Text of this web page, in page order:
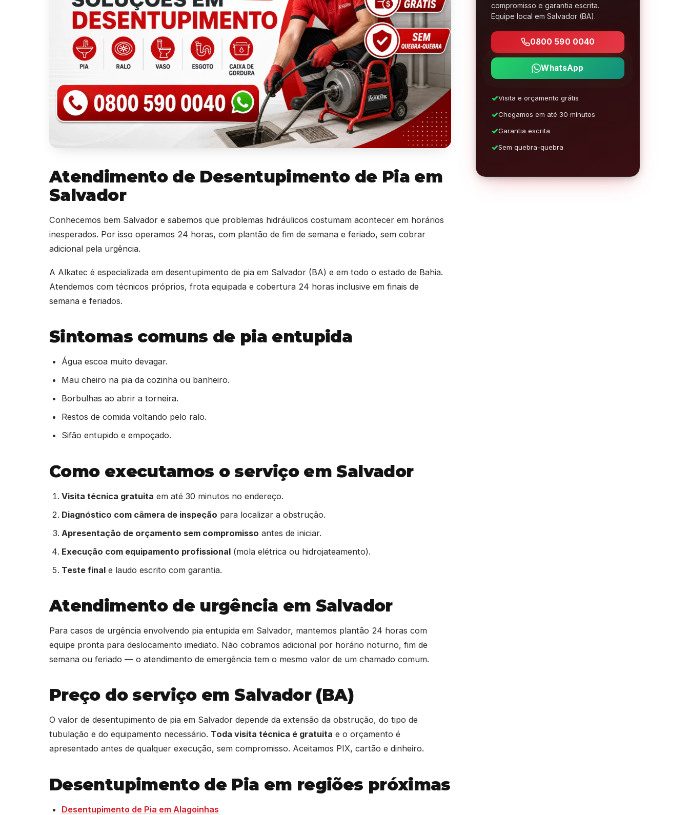
Atendimento de Desentupimento de Pia em
Salvador
Conhecemos bem Salvador e sabemos que problemas hidráulicos costumam acontecer em horários
inesperados. Por isso operamos 24 horas, com plantão de fim de semana e feriado, sem cobrar
adicional pela urgência.
A Alkatec é especializada em desentupimento de pia em Salvador (BA) e em todo o estado de Bahia.
Atendemos com técnicos próprios, frota equipada e cobertura 24 horas inclusive em finais de
semana e feriados.
Sintomas comuns de pia entupida
Água escoa muito devagar.
Mau cheiro na pia da cozinha ou banheiro.
Borbulhas ao abrir a torneira.
Restos de comida voltando pelo ralo.
Sifão entupido e empoçado.
Como executamos o serviço em Salvador
Visita técnica gratuita em até 30 minutos no endereço.
Diagnóstico com câmera de inspeção para localizar a obstrução.
Apresentação de orçamento sem compromisso antes de iniciar.
Execução com equipamento profissional (mola elétrica ou hidrojateamento).
Teste final e laudo escrito com garantia.
Atendimento de urgência em Salvador
Para casos de urgência envolvendo pia entupida em Salvador, mantemos plantão 24 horas com
equipe pronta para deslocamento imediato. Não cobramos adicional por horário noturno, fim de
semana ou feriado — o atendimento de emergência tem o mesmo valor de um chamado comum.
Preço do serviço em Salvador (BA)
O valor de desentupimento de pia em Salvador depende da extensão da obstrução, do tipo de
tubulação e do equipamento necessário. Toda visita técnica é gratuita e o orçamento é
apresentado antes de qualquer execução, sem compromisso. Aceitamos PIX, cartão e dinheiro.
Desentupimento de Pia em regiões próximas
Desentupimento de Pia em Alagoinhas
compromisso e garantia escrita.
Equipe local em Salvador (BA).
0800 590 0040
WhatsApp
Visita e orçamento grátis
Chegamos em até 30 minutos
Garantia escrita
Sem quebra-quebra